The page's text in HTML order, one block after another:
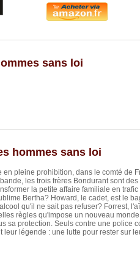
sans loi
hommes sans loi
en pleine prohibition, dans le comté de
les trois frères Bondurant sont
la petite affaire familiale en
Bertha? Howard, le cadet, est le
qu'il ne sait pas refuser? Forrest,
règles qu'impose un nouveau
sa protection. Seuls contre une police
leur légende : une lutte pour rester sur